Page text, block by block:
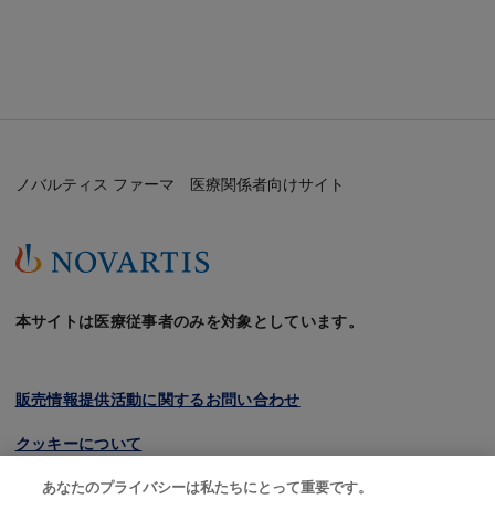
ノバルティス ファーマ 医療関係者向けサイト
本サイトは医療従事者のみを対象としています。
販売情報提供活動に関するお問い合わせ
クッキーについて
プライバシーポリシー
あなたのプライバシーは私たちにとって重要です。